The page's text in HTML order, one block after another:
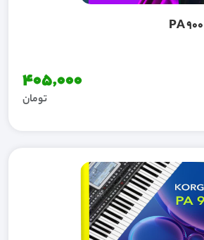
405,000
تومان